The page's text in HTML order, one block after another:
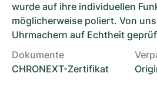
wurde auf ihre individuellen
möglicherweise poliert. Von
Uhrmachern auf Echtheit
Dokumente
CHRONEXT-Zertifikat